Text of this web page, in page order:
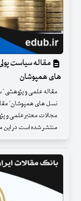
مقاله سیاست
های همپوشان
مقاله علمی و پژوهشی "
مجلات معتبر علمی و
منتشر شده است در این